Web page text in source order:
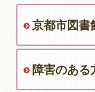
京都市図書
障害のある